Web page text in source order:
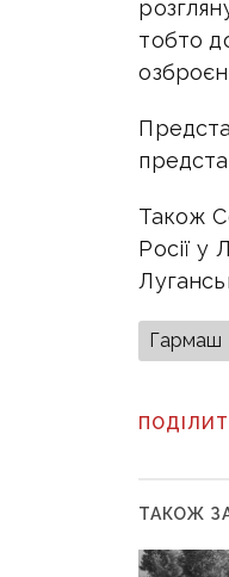
тобто
Також
Росії у
Гармаш
ТАКОЖ